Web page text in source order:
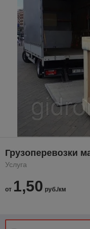
Грузоперевозки
Услуга
от 1,50 руб./км